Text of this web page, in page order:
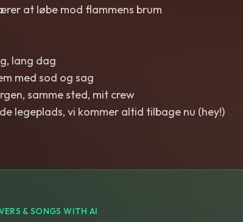
at løbe mod flammens brum
lang dag
med sod og sag
samme sted, mit crew
legeplads, vi kommer altid tilbage nu (hey!)
& SONGS WITH AI